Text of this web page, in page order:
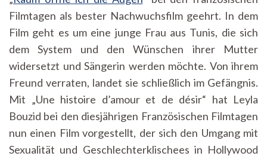
Filmtagen als bester Nachwuchsfilm geehrt. In dem
Film geht es um eine junge Frau aus Tunis, die sich
dem System und den Wünschen ihrer Mutter
widersetzt und Sängerin werden möchte. Von ihrem
Freund verraten, landet sie schließlich im Gefängnis.
Mit „Une histoire d’amour et de désir“ hat Leyla
Bouzid bei den diesjährigen Französischen Filmtagen
nun einen Film vorgestellt, der sich den Umgang mit
Sexualität und Geschlechterklischees in Hollywood